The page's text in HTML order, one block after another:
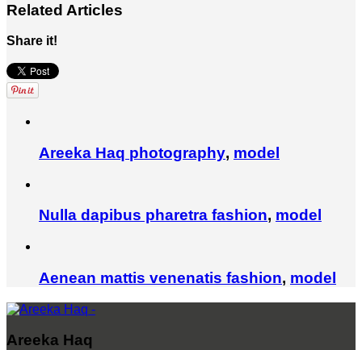
Related Articles
Share it!
Areeka Haq photography, model
Nulla dapibus pharetra fashion, model
Aenean mattis venenatis fashion, model
Areeka Haq